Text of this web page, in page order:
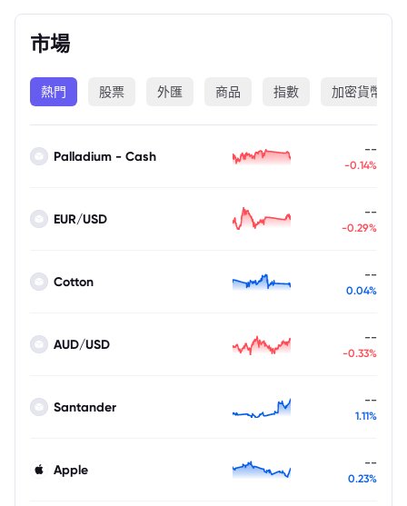
市場
熱門 股票 外匯 商品 指數 加密貨幣
Palladium - Cash --
-0.14%
EUR/USD --
-0.29%
Cotton --
0.04%
AUD/USD --
-0.33%
Santander --
1.11%
Apple --
0.23%